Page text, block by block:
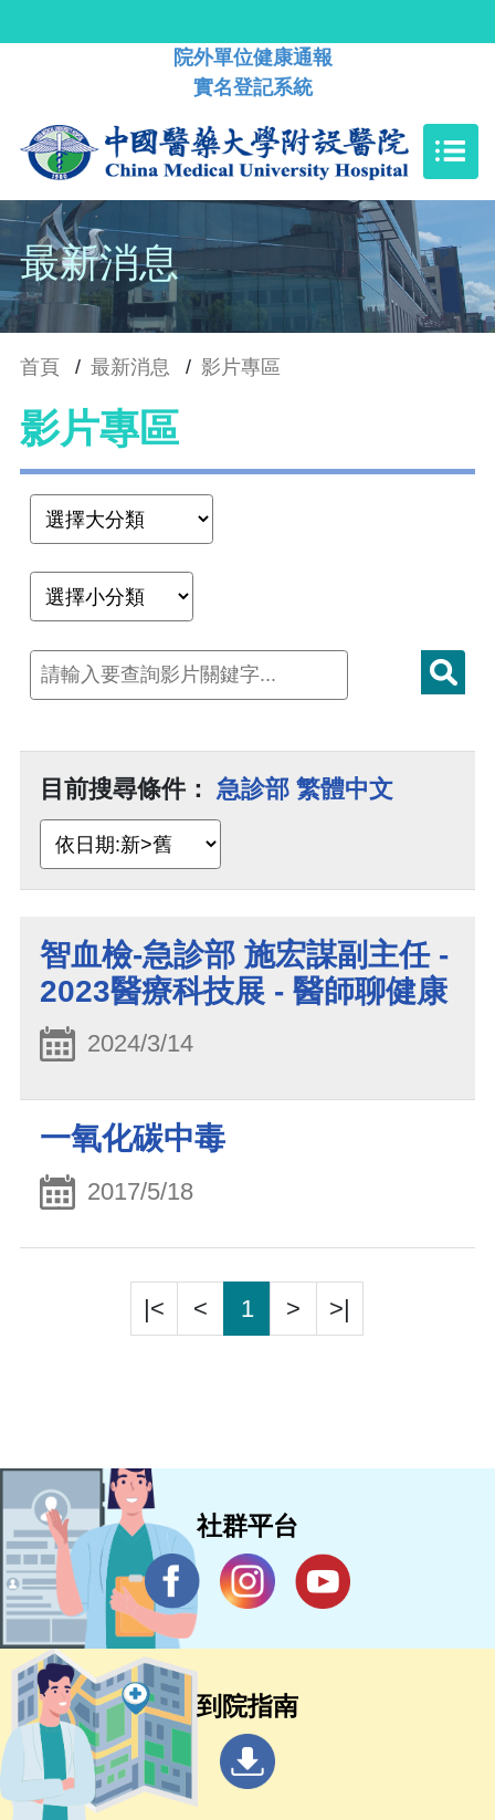
院外單位健康通報
實名登記系統
最新消息
首頁 / 最新消息 / 影片專區
影片專區
目前搜尋條件： 急診部 繁體中文
智血檢-急診部 施宏謀副主任 -
2023醫療科技展 - 醫師聊健康
2024/3/14
一氧化碳中毒
2017/5/18
|< < 1 > >|
社群平台
到院指南